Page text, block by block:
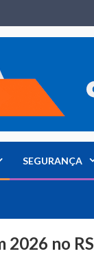
SEGURANÇA
2026 no RS